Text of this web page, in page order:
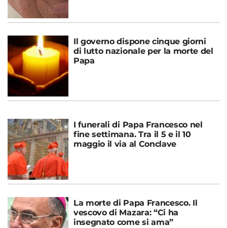
Il governo dispone cinque giorni
di lutto nazionale per la morte del
Papa
I funerali di Papa Francesco nel
fine settimana. Tra il 5 e il 10
maggio il via al Conclave
La morte di Papa Francesco. Il
vescovo di Mazara: “Ci ha
insegnato come si ama”